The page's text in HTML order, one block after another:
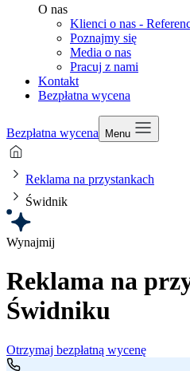
O nas
Klienci o nas -
Poznajmy się
Media o nas
Pracuj z nami
Kontakt
Bezpłatna wycena
Bezpłatna wycena Menu
Reklama na przystankach
Świdnik
Wynajmij
Reklama na
Świdniku
Otrzymaj bezpłatną wycenę